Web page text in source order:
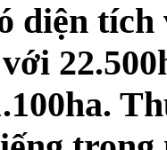
diện tích